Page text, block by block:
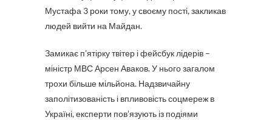
Мустафа 3 роки тому, у своєму пості, закликав
людей вийти на Майдан.
Замикає п’ятірку твітер і фейсбук лідерів –
міністр МВС Арсен Аваков. У нього загалом
трохи більше мільйона. Надзвичайну
заполітизованість і впливовість соцмереж в
Україні, експерти пов’язують із подіями